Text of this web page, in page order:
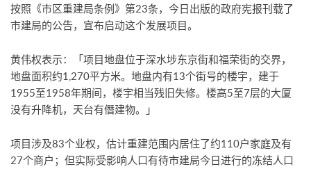
按照《市区重建局条例》第23条，今日出版的政府宪报刊载了
市建局的公告，宣布启动这个发展项目。
黄伟权表示：「项目地盘位于深水埗东京街和福荣街的交界，
地盘面积约1,270平方米。地盘内有13个街号的楼宇，建于
1955至1958年期间，楼宇相当残旧失修。楼高5至7层的大厦
没有升降机，天台有僭建物。」
项目涉及83个业权，估计重建范围内居住了约110户家庭及有
27个商户；但实际受影响人口有待市建局今日进行的冻结人口